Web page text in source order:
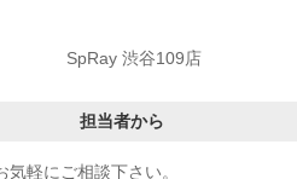
SpRay 渋谷109店
担当者から
軽にご相談下さい。